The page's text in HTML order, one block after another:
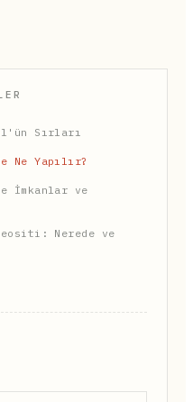
Sırları
Ne Yapılır?
İmkanlar ve
Nerede ve